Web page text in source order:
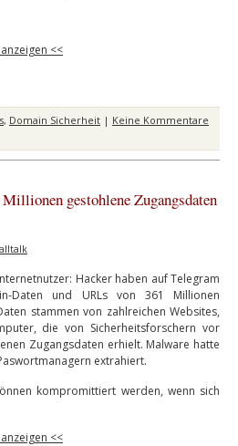
<<
, Domain Sicherheit | Keine Kommentare
gestohlene Zugangsdaten
Hacker haben auf Telegram
Daten und URLs von 361 Millionen
stammen von zahlreichen Websites,
die von Sicherheitsforschern vor
Zugangsdaten erhielt. Malware hatte
extrahiert.
kompromittiert werden, wenn sich
<<